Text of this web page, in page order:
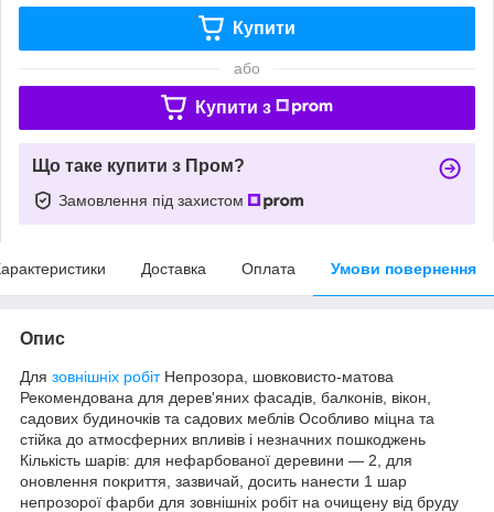
Купити
або
Купити з
Що таке купити з Пром?
Замовлення під захистом
Доставка Оплата Умови повернення
Опис
Для зовнішніх робітНепрозора, шовковисто-матова
Рекомендована для дерев'яних фасадів, балконів, вікон,
садових будиночків та садових меблів Особливо міцна та
стійка до атмосферних впливів і незначних пошкоджень
Кількість шарів: для нефарбованої деревини — 2, для
оновлення покриття, зазвичай, досить нанести 1 шар
непрозорої фарби для зовнішніх робіт на очищену від бруду